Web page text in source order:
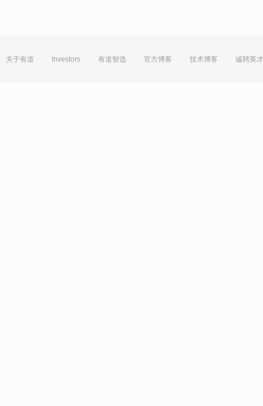
关于有道 Investors 有道智选 官方博客 技术博客 诚聘英才